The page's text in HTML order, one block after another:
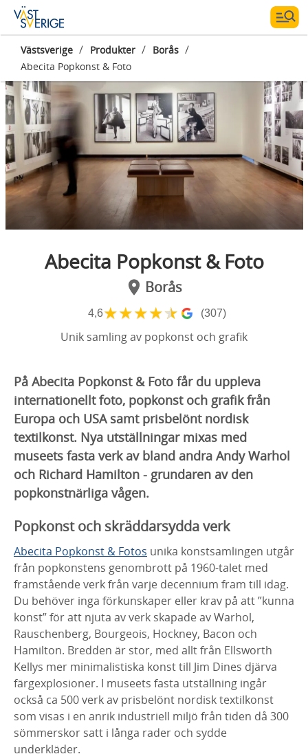
Västsverige / Produkter / Borås /
Abecita Popkonst & Foto
Christer Hansson
Abecita Popkonst & Foto
Borås
4,6★★★★★ (307)
Unik samling av popkonst och grafik
På Abecita Popkonst & Foto får du uppleva
internationellt foto, popkonst och grafik från
Europa och USA samt prisbelönt nordisk
textilkonst. Nya utställningar mixas med
museets fasta verk av bland andra Andy Warhol
och Richard Hamilton - grundaren av den
popkonstnärliga vågen.
Popkonst och skräddarsydda verk
Abecita Popkonst & Fotos unika konstsamlingen utgår
från popkonstens genombrott på 1960-talet med
framstående verk från varje decennium fram till idag.
Du behöver inga förkunskaper eller krav på att ”kunna
konst” för att njuta av verk skapade av Warhol,
Rauschenberg, Bourgeois, Hockney, Bacon och
Hamilton. Bredden är stor, med allt från Ellsworth
Kellys mer minimalistiska konst till Jim Dines djärva
färgexplosioner. I museets fasta utställning ingår
också ca 500 verk av prisbelönt nordisk textilkonst
som visas i en anrik industriell miljö från tiden då 300
sömmerskor satt i långa rader och sydde
underkläder.